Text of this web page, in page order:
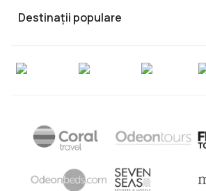
Destinații populare